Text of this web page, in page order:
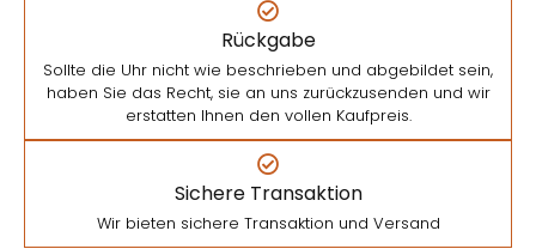
Rückgabe
Sollte die Uhr nicht wie beschrieben und abgebildet sein,
haben Sie das Recht, sie an uns zurückzusenden und wir
erstatten Ihnen den vollen Kaufpreis.
Sichere Transaktion
Wir bieten sichere Transaktion und Versand